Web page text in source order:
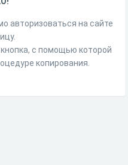
авторизоваться на сайте
с помощью которой
копирования.